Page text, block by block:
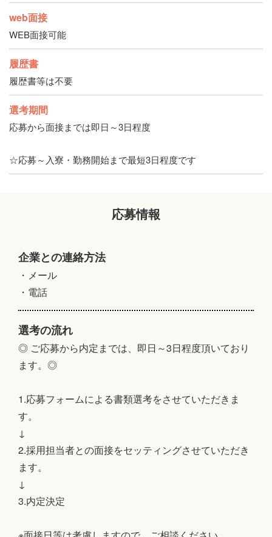
web面接
WEB面接可能
履歴書
履歴書等は不要
選考期間
応募から面接までは即日～3日程度
☆応募～入寮・勤務開始まで最短3日程度です
応募情報
企業との連絡方法
・メール
・電話
選考の流れ
◎ ご応募から内定までは、即日～3日程度頂いており
ます。◎
1.応募フォームによる書類選考をさせていただきま
す。
↓
2.採用担当者との面接をセッティングさせていただき
ます。
↓
3.内定決定